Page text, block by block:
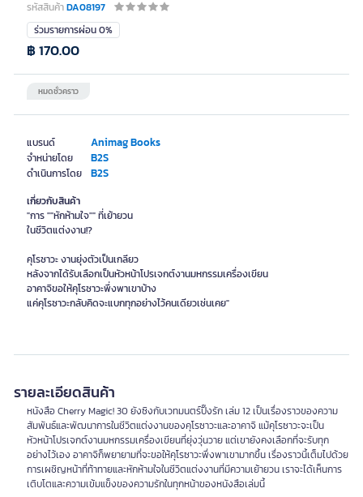
รหัสสินค้าDA08197
แบรนด์ Animag Books
จำหน่ายโดย B2S
ดำเนินการโดย B2S
ร่วมรายการผ่อน 0%
หมดชั่วคราว
฿ 170.00
เกี่ยวกับสินค้า
"การ ""หักห้ามใจ"" ที่เย้ายวน
ในชีวิตแต่งงาน!?
คุโรซาวะ งานยุ่งตัวเป็นเกลียว
หลังจากได้รับเลือกเป็นหัวหน้าโปรเจกต์งานมหกรรมเครื่องเขียน
อาคาจิขอให้คุโรซาวะพึ่งพาเขาบ้าง
แค่คุโรซาวะกลับคิดจะแบกทุกอย่างไว้คนเดียวเช่นเคย"
รายละเอียดสินค้า
หนังสือ Cherry Magic! 30 ยังซิงกับเวทมนตร์ปิ๊งรัก เล่ม 12 เป็นเรื่องราวของความ
สัมพันธ์และพัฒนาการในชีวิตแต่งงานของคุโรซาวะและอาคาจิ แม้คุโรซาวะจะเป็น
หัวหน้าโปรเจกต์งานมหกรรมเครื่องเขียนที่ยุ่งวุ่นวาย แต่เขายังคงเลือกที่จะรับทุก
อย่างไว้เอง อาคาจิก็พยายามที่จะขอให้คุโรซาวะพึ่งพาเขามากขึ้น เรื่องราวนี้เต็มไปด้วย
การเผชิญหน้าที่ท้าทายและหักห้ามใจในชีวิตแต่งงานที่มีความเย้ายวน เราจะได้เห็นการ
เติบโตและความเข้มแข็งของความรักในทุกหน้าของหนังสือเล่มนี้